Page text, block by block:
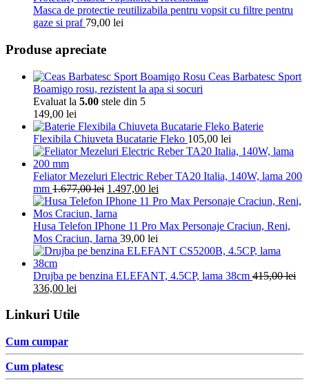
Masca de protectie reutilizabila pentru vopsit cu filtre pentru
gaze si praf 79,00 lei
Produse apreciate
Ceas Barbatesc Sport
Boamigo rosu, rezistent la apa si socuri
Evaluat la 5.00 stele din 5
149,00 lei
Baterie
Flexibila Chiuveta Bucatarie Fleko 105,00 lei
Feliator Mezeluri Electric Reber TA20 Italia, 140W, lama 200
mm 1.677,00lei 1.497,00 lei
Husa Telefon IPhone 11 Pro Max Personaje Craciun, Reni,
Mos Craciun, Iarna 39,00 lei
Drujba pe benzina ELEFANT, 4.5CP, lama 38cm 415,00lei
336,00 lei
Linkuri Utile
Cum cumpar
Cum platesc